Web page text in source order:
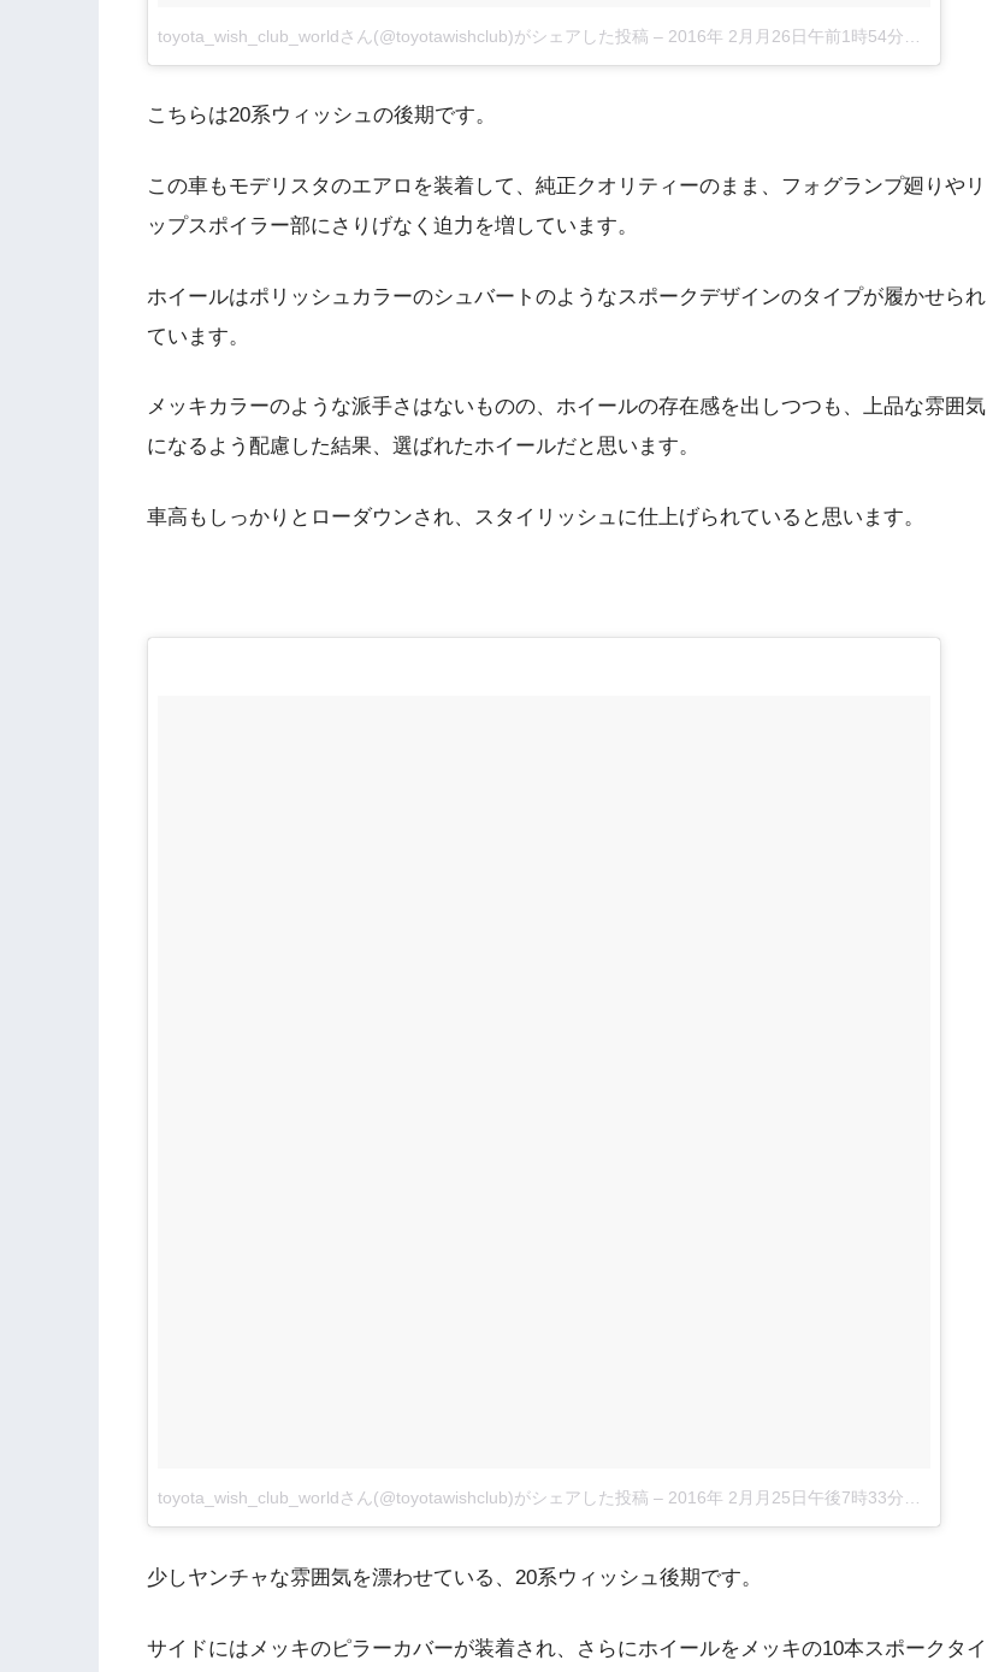
toyota_wish_club_worldさん(@toyotawishclub)がシェアした投稿 – 2016年 2月月26日午前1時54分PST
こちらは20系ウィッシュの後期です。
この車もモデリスタのエアロを装着して、純正クオリティーのまま、フォグランプ廻りやリ
ップスポイラー部にさりげなく迫力を増しています。
ホイールはポリッシュカラーのシュバートのようなスポークデザインのタイプが履かせられ
ています。
メッキカラーのような派手さはないものの、ホイールの存在感を出しつつも、上品な雰囲気
になるよう配慮した結果、選ばれたホイールだと思います。
車高もしっかりとローダウンされ、スタイリッシュに仕上げられていると思います。
toyota_wish_club_worldさん(@toyotawishclub)がシェアした投稿 – 2016年 2月月25日午後7時33分PST
少しヤンチャな雰囲気を漂わせている、20系ウィッシュ後期です。
サイドにはメッキのピラーカバーが装着され、さらにホイールをメッキの10本スポークタイ